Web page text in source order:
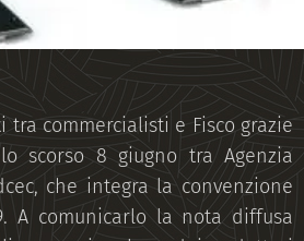
tra commercialisti e Fisco grazie
scorso 8 giugno tra Agenzia
che integra la convenzione
A comunicarlo la nota diffusa